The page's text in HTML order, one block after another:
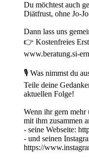
Du möchtest auch
Diätfrust, ohne Jo-
Dann lass uns
👉 Kostenfreies
www.beratung.si-
🎙 Was nimmst du
Teile deine
aktuellen Folge!
Wenn ihr gern
mit ihm zusammen
- seine Webseite:
- und seinen
https://